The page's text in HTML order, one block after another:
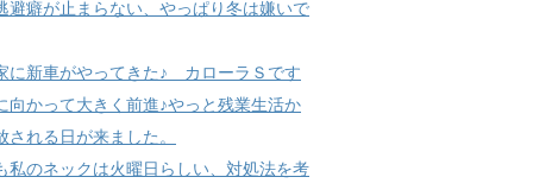
避癖が止まらない、やっぱり冬は嫌いで
に新車がやってきた♪ カローラＳです
向かって大きく前進♪やっと残業生活か
される日が来ました。
私のネックは火曜日らしい、対処法を考